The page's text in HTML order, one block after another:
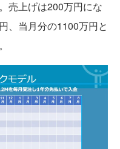
売上げは200万円にな
、当月分の1100万円と